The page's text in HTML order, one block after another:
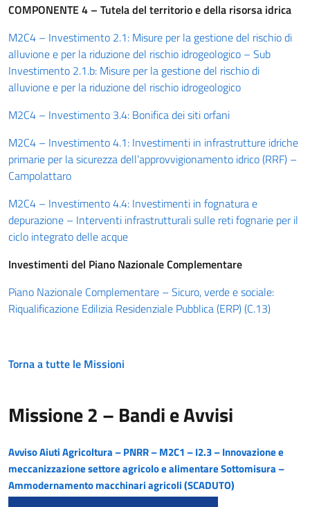
COMPONENTE 4 – Tutela del territorio e della risorsa idrica
M2C4 – Investimento 2.1: Misure per la gestione del rischio di
alluvione e per la riduzione del rischio idrogeologico – Sub
Investimento 2.1.b: Misure per la gestione del rischio di
alluvione e per la riduzione del rischio idrogeologico
M2C4 – Investimento 3.4: Bonifica dei siti orfani
M2C4 – Investimento 4.1: Investimenti in infrastrutture idriche
primarie per la sicurezza dell’approvvigionamento idrico (RRF) –
Campolattaro
M2C4 – Investimento 4.4: Investimenti in fognatura e
depurazione – Interventi infrastrutturali sulle reti fognarie per il
ciclo integrato delle acque
Investimenti del Piano Nazionale Complementare
Piano Nazionale Complementare – Sicuro, verde e sociale:
Riqualificazione Edilizia Residenziale Pubblica (ERP) (C.13)
Torna a tutte le Missioni
Missione 2 – Bandi e Avvisi
Avviso Aiuti Agricoltura – PNRR – M2C1 – I2.3 – Innovazione e
meccanizzazione settore agricolo e alimentare Sottomisura –
Ammodernamento macchinari agricoli (SCADUTO)